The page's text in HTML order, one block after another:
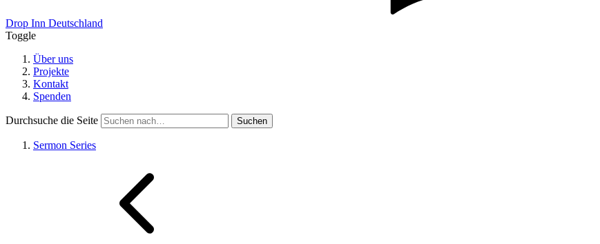
Drop Inn Deutschland
Toggle
Über uns
Projekte
Kontakt
Spenden
Durchsuche die Seite
Sermon Series